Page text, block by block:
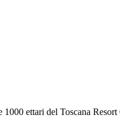
ettari del Toscana